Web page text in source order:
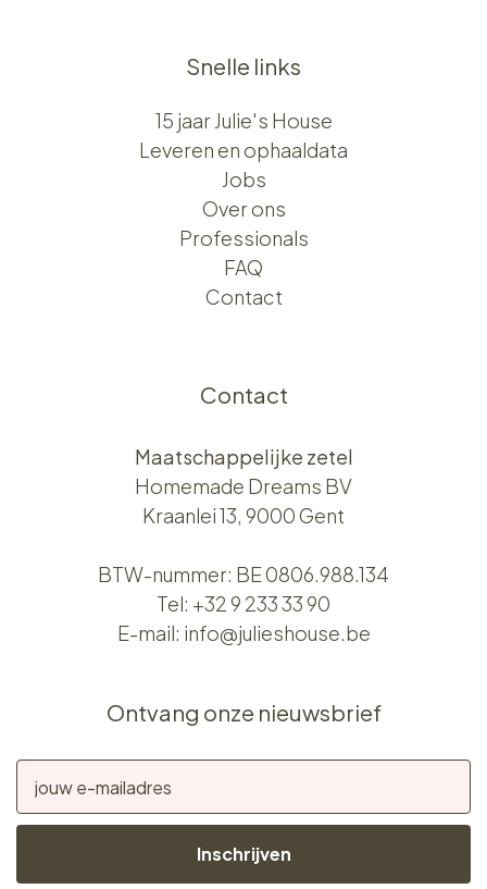
Snelle links
15 jaar Julie's House
Leveren en ophaaldata
Jobs
Over ons​​
Professionals
FAQ
Contact
Contact
Maatschappelijke zetel
Homemade Dreams BV
Kraanlei 13, 9000 Gent
BTW-nummer: BE 0806.988.134
Tel: +32 9 233 33 90
E-mail: info@julieshouse.be
Ontvang onze nieuwsbrief
Inschrijven